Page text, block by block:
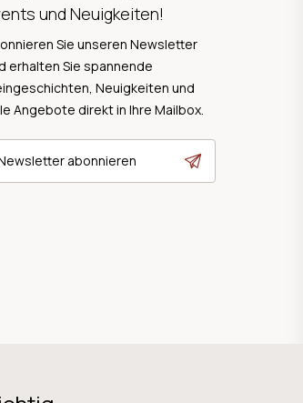
und Neuigkeiten!
Sie unseren Newsletter
erhalten Sie spannende
Neuigkeiten und
Angebote direkt in Ihre Mailbox.
abonnieren